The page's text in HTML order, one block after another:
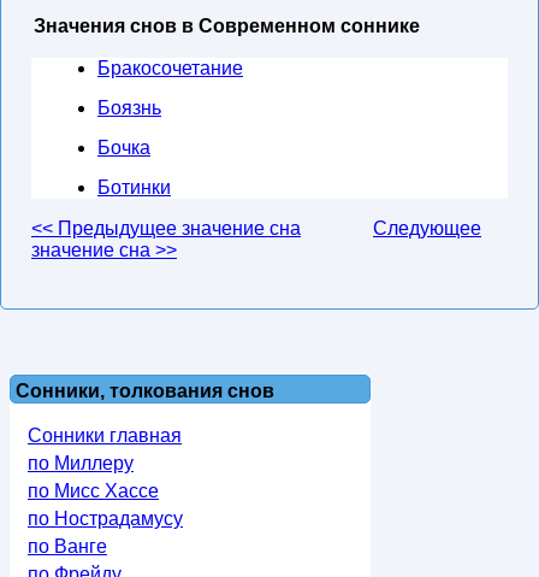
Значения снов в Современном соннике
Бракосочетание
Боязнь
Бочка
Ботинки
<< Предыдущее значение сна
Следующее
значение сна >>
Сонники, толкования снов
Сонники главная
по Миллеру
по Мисс Хассе
по Нострадамусу
по Ванге